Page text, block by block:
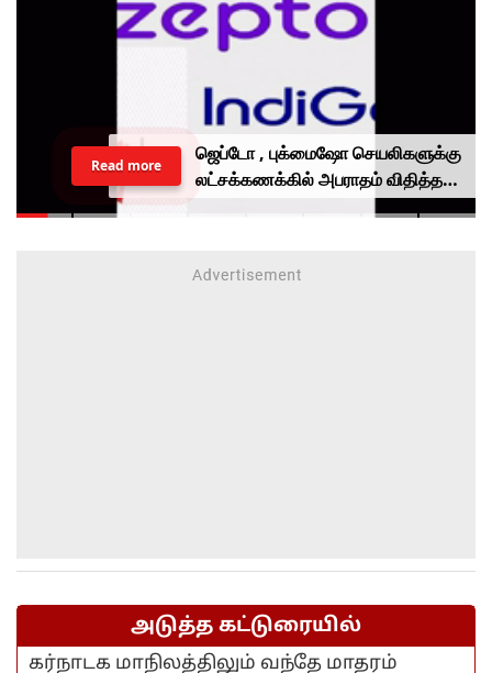
ஜெப்டோ , புக்மைஷோ செயலிகளுக்கு
லட்சக்கணக்கில் அபராதம் விதித்த
மத்திய அரசு.. என்ன காரணம்?
Read more
அடுத்த கட்டுரையில்
கர்நாடக மாநிலத்திலும் வந்தே மாதரம்